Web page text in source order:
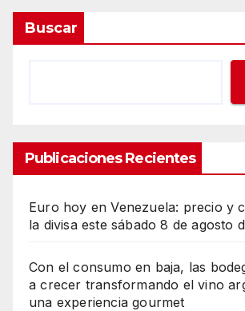
Buscar
Publicaciones Recientes
Euro hoy en Venezuela: precio y
la divisa este sábado 8 de agosto
Con el consumo en baja, las
a crecer transformando el vino
una experiencia gourmet